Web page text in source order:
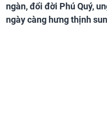
ngàn, đổi đời Phú Quý,
ngày càng hưng thịnh